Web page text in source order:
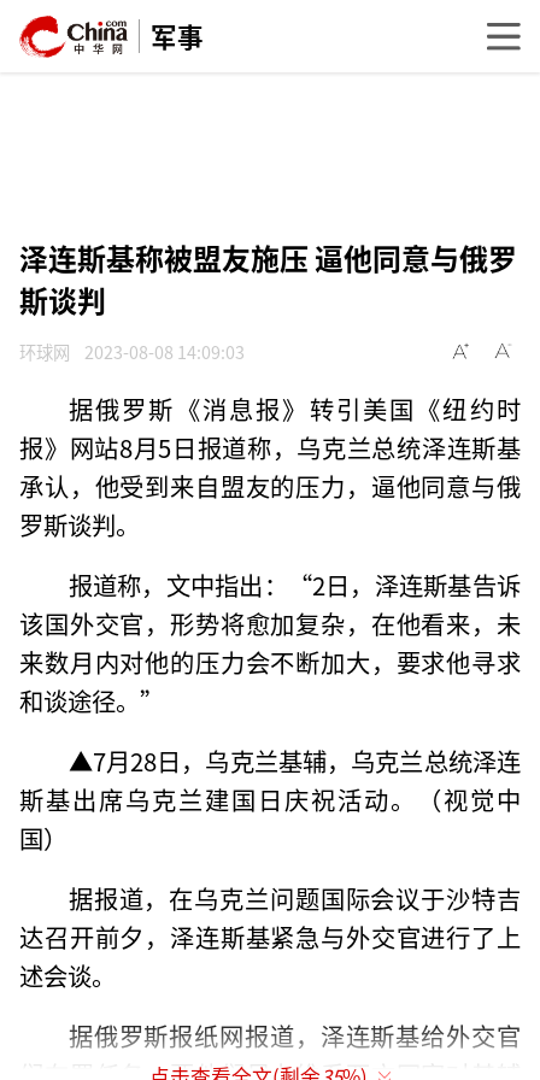
军事
泽连斯基称被盟友施压 逼他同意与俄罗
斯谈判
环球网 2023-08-08 14:09:03
据俄罗斯《消息报》转引美国《纽约时
报》网站8月5日报道称，乌克兰总统泽连斯基
承认，他受到来自盟友的压力，逼他同意与俄
罗斯谈判。
报道称，文中指出：“2日，泽连斯基告诉
该国外交官，形势将愈加复杂，在他看来，未
来数月内对他的压力会不断加大，要求他寻求
和谈途径。”
▲7月28日，乌克兰基辅，乌克兰总统泽连
斯基出席乌克兰建国日庆祝活动。（视觉中
国）
据报道，在乌克兰问题国际会议于沙特吉
达召开前夕，泽连斯基紧急与外交官进行了上
述会谈。
据俄罗斯报纸网报道，泽连斯基给外交官